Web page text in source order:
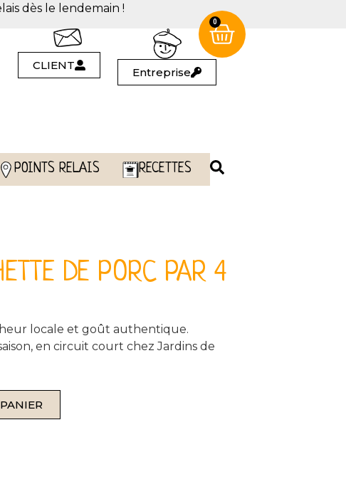
dès le lendemain !
CLIENT
Entreprise
0
POINTS RELAIS RECETTES
DE PORC PAR 4
locale et goût authentique.
en circuit court chez Jardins de